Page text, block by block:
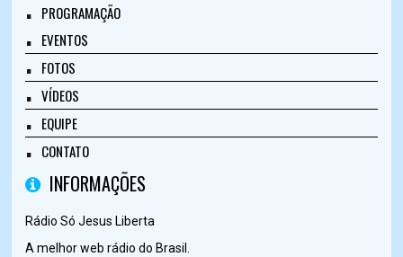
PROGRAMAÇÃO
EVENTOS
FOTOS
VÍDEOS
EQUIPE
CONTATO
INFORMAÇÕES
Rádio Só Jesus Liberta
A melhor web rádio do Brasil.